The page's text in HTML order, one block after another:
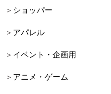
ショッパー
アパレル
イベント・企画用
アニメ・ゲーム